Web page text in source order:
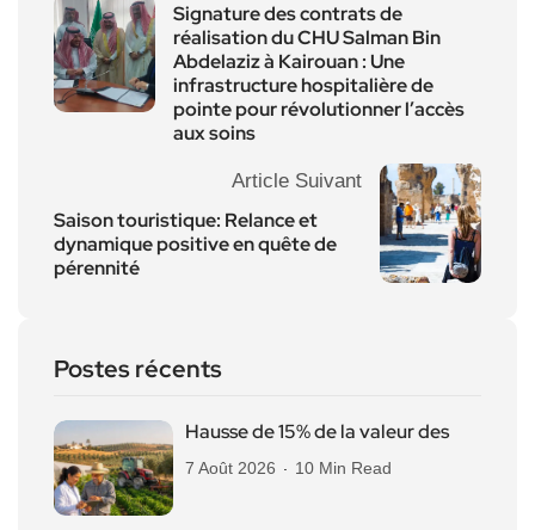
Signature des contrats de
réalisation du CHU Salman Bin
Abdelaziz à Kairouan : Une
infrastructure hospitalière de
pointe pour révolutionner l’accès
aux soins
Article Suivant
Saison touristique: Relance et
dynamique positive en quête de
pérennité
Postes récents
Hausse de 15% de la valeur des
7 Août 2026 10 Min Read